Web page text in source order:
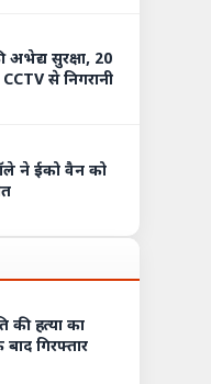
सुरक्षा, 20
से निगरानी
ने ईको वैन को
की हत्या का
गिरफ्तार